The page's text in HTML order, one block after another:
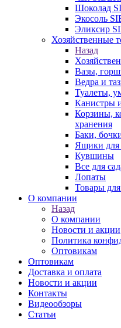
Шоколад
Экосоль
Эликсир
Хозяйственные
Назад
Вазы,
Ведра и
Туалеты,
Канистры
Корзины,
хранения
Баки,
Ящики для
Кувшины
Все для
Лопаты
Товары
О компании
Назад
О компании
Новости и акции
Политика
Оптовикам
Оптовикам
Доставка и оплата
Новости и акции
Контакты
Видеообзоры
Статьи